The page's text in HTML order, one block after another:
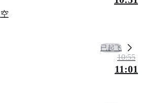
已起飞
10:55
11:01